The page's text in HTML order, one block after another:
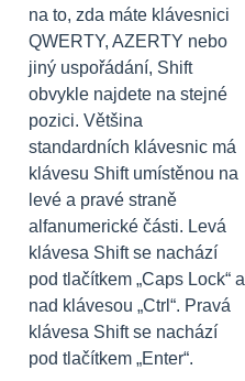
na to, zda máte klávesnici
QWERTY, AZERTY nebo
jiný uspořádání, Shift
obvykle najdete na stejné
pozici. Většina
standardních klávesnic má
klávesu Shift umístěnou na
levé a pravé straně
alfanumerické části. Levá
klávesa Shift se nachází
pod tlačítkem „Caps Lock“ a
nad klávesou „Ctrl“. Pravá
klávesa Shift se nachází
pod tlačítkem „Enter“.